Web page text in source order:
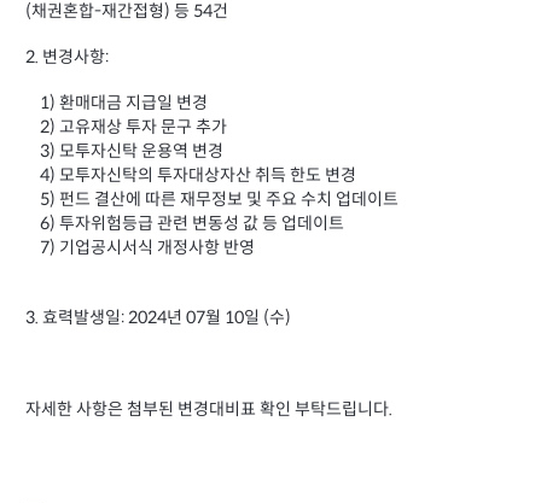
(채권혼합-재간접형) 등 54건
2. 변경사항:
1) 환매대금 지급일 변경
2) 고유재상 투자 문구 추가
3) 모투자신탁 운용역 변경
4) 모투자신탁의 투자대상자산 취득 한도 변경
5) 펀드 결산에 따른 재무정보 및 주요 수치 업데이트
6) 투자위험등급 관련 변동성 값 등 업데이트
7) 기업공시서식 개정사항 반영
3. 효력발생일: 2024년 07월 10일 (수)
자세한 사항은 첨부된 변경대비표 확인 부탁드립니다.